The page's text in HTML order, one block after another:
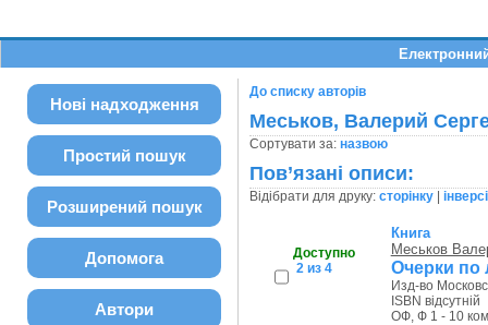
Нові надходження
Простий пошук
Розширений пошук
Допомога
Автори
До списку авторів
Меськов, Валерий
Сортувати за: назвою
Пов’язані описи:
Відібрати для друку: сторінку|
Доступно
2 из 4
Книга
Меськов
Очерки по
Изд-во
ISBN відсутній
ОФ, Ф 1 - 10